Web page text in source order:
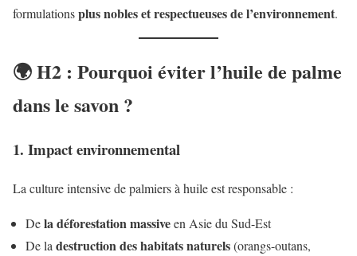
formulationsplus nobles et respectueuses de l’environnement.
🌍 H2 : Pourquoi éviter l’huile de palme
dans le savon ?
1. Impact environnemental
La culture intensive de palmiers à huile est responsable :
Dela déforestation massiveen Asie du Sud-Est
De la destruction des habitats naturels(orangs-outans,